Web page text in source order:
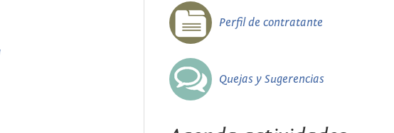
Perfil de contratante
Quejas y Sugerencias